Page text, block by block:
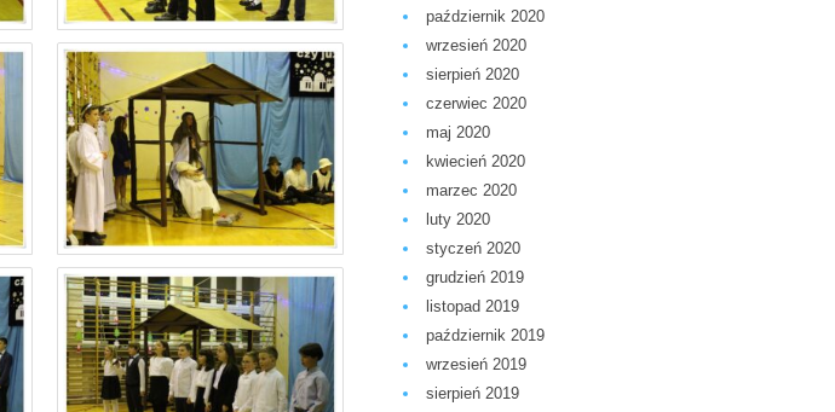
październik 2020
wrzesień 2020
sierpień 2020
czerwiec 2020
maj 2020
kwiecień 2020
marzec 2020
luty 2020
styczeń 2020
grudzień 2019
listopad 2019
październik 2019
wrzesień 2019
sierpień 2019